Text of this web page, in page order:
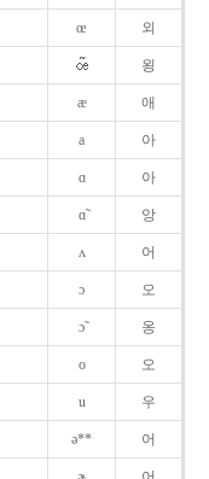
œ 외
욍
æ 애
a 아
ɑ 아
ɑ̃ 앙
ʌ 어
ɔ 오
ɔ̃ 옹
o 오
u 우
ə** 어